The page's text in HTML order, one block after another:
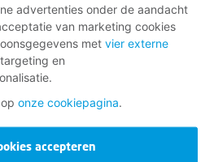
advertenties onder de aandacht
van marketing cookies
met vier externe
en
onze cookiepagina.
accepteren